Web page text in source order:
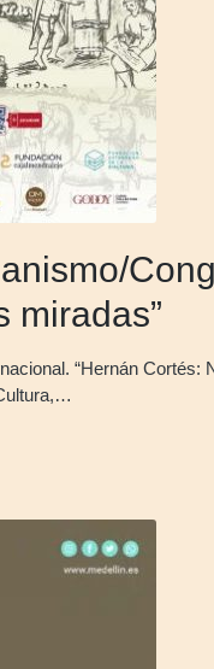
miradas”
“Hernán